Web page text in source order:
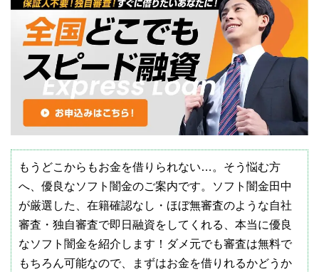
もうどこからもお金を借りられない…。そう悩む方
へ、優良なソフト闇金のご案内です。ソフト闇金田中
が厳選した、在籍確認なし・ほぼ無審査のような自社
審査・独自審査で即日融資をしてくれる、本当に優良
なソフト闇金を紹介します！ダメ元でも審査は無料で
もちろん可能なので、まずはお金を借りれるかどうか